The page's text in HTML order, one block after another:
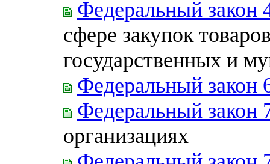
Федеральный закон
сфере закупок
государственных и
Федеральный закон
Федеральный закон
организациях